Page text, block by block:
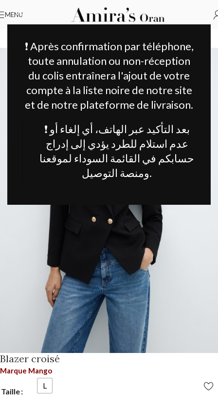
❗ Après confirmation par téléphone,
toute annulation ou non-réception
du colis entraînera l'ajout de votre
compte à la liste noire de notre site
et de notre plateforme de livraison.
❗ بعد التأكيد عبر الهاتف، أي إلغاء أو
عدم استلام للطرد يؤدي إلى إدراج
حسابكم في القائمة السوداء لموقعنا
ومنصة التوصيل.
MENU
Accueil Vêtements Femme Manteau et Vestes
SOLD OUT
Blazer croisé
Marque Mango
Taille
L